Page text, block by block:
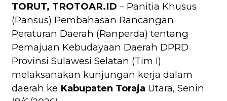
TORUT, TROTOAR.ID – Panitia Khusus
(Pansus) Pembahasan Rancangan
Peraturan Daerah (Ranperda) tentang
Pemajuan Kebudayaan Daerah DPRD
Provinsi Sulawesi Selatan (Tim I)
melaksanakan kunjungan kerja dalam
daerah ke Kabupaten Toraja Utara, Senin